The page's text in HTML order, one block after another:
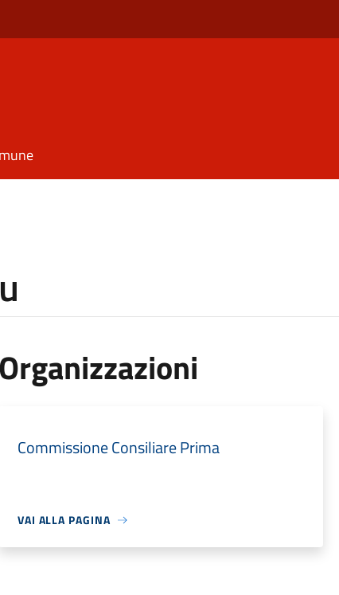
Organizzazioni
Commissione Consiliare Prima
VAI ALLA PAGINA